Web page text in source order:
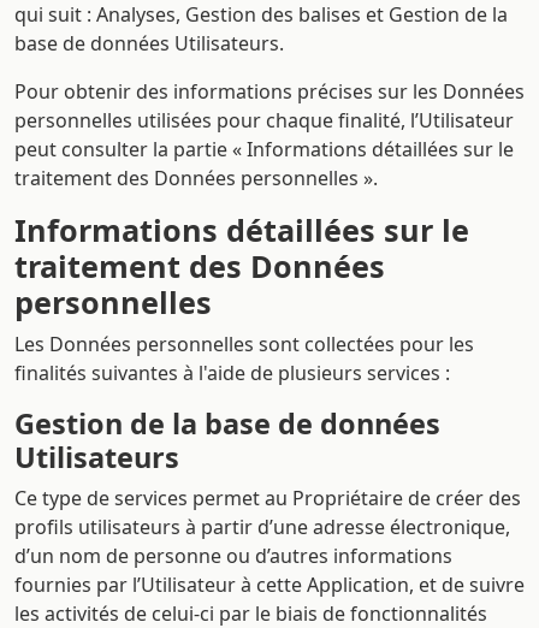
qui suit : Analyses, Gestion des balises et Gestion de la
base de données Utilisateurs.
Pour obtenir des informations précises sur les Données
personnelles utilisées pour chaque finalité, l’Utilisateur
peut consulter la partie « Informations détaillées sur le
traitement des Données personnelles ».
Informations détaillées sur le
traitement des Données
personnelles
Les Données personnelles sont collectées pour les
finalités suivantes à l'aide de plusieurs services :
Gestion de la base de données
Utilisateurs
Ce type de services permet au Propriétaire de créer des
profils utilisateurs à partir d’une adresse électronique,
d’un nom de personne ou d’autres informations
fournies par l’Utilisateur à cette Application, et de suivre
les activités de celui-ci par le biais de fonctionnalités